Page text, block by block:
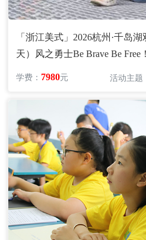
「浙江美式」2026杭州·千岛
天）风之勇士Be Brave Be
学费： 7980元 活动主题